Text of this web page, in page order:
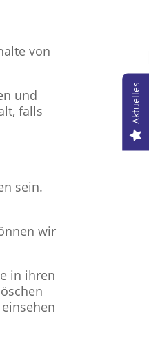
von
und
falls
sein.
wir
in ihren